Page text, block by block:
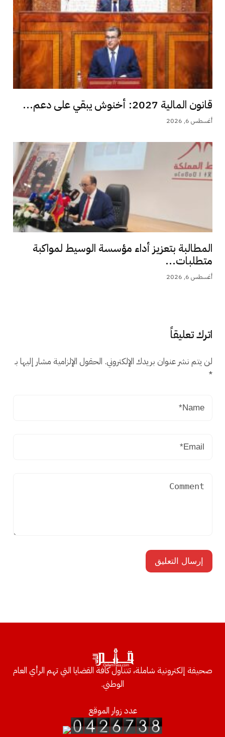
قانون المالية 2027: أخنوش يبقي على دعم...
أغسطس 6, 2026
المطالبة بتعزيز أداء مؤسسة الوسيط لمواكبة
متطلبات...
أغسطس 6, 2026
اترك تعليقاً
لن يتم نشر عنوان بريدك الإلكتروني. الحقول الإلزامية مشار إليها بـ
*
صحيفة إلكترونية شاملة، تتناول كافة القضايا التي تهم الرأي العام
الوطني.
عدد زوار الموقع